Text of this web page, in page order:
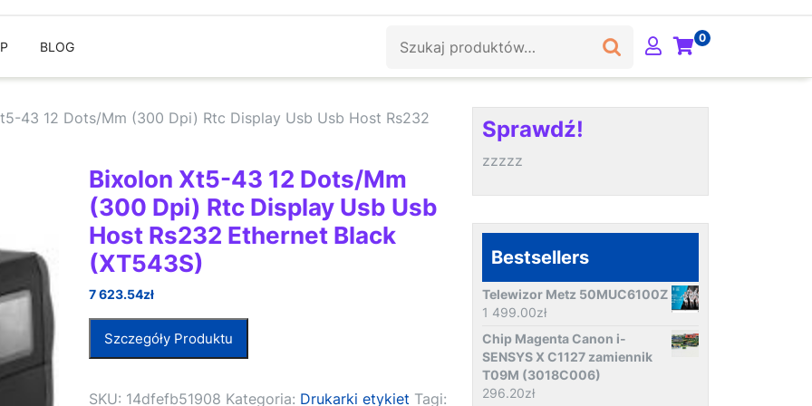
BLOG
0
43 12 Dots/Mm (300 Dpi) Rtc Display Usb Usb Host Rs232
Bixolon Xt5-43 12 Dots/Mm
(300 Dpi) Rtc Display Usb Usb
Host Rs232 Ethernet Black
(XT543S)
7 623.54zł
Szczegóły Produktu
SKU: 14dfefb51908 Kategoria: Drukarki etykiet Tagi:
Sprawdź!
zzzzz
Bestsellers
Telewizor Metz 50MUC6100Z
1 499.00zł
Chip Magenta Canon i-
SENSYS X C1127 zamiennik
T09M (3018C006)
296.20zł